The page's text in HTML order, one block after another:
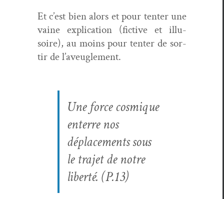
Et c’est bien alors et pour ten­ter une
vaine expli­ca­tion (fic­tive et illu­
soire), au moins pour ten­ter de sor­
tir de l’aveuglement.
Une force cos­mique
enterre nos
déplace­ments sous
le tra­jet de notre
lib­erté. (P.13)